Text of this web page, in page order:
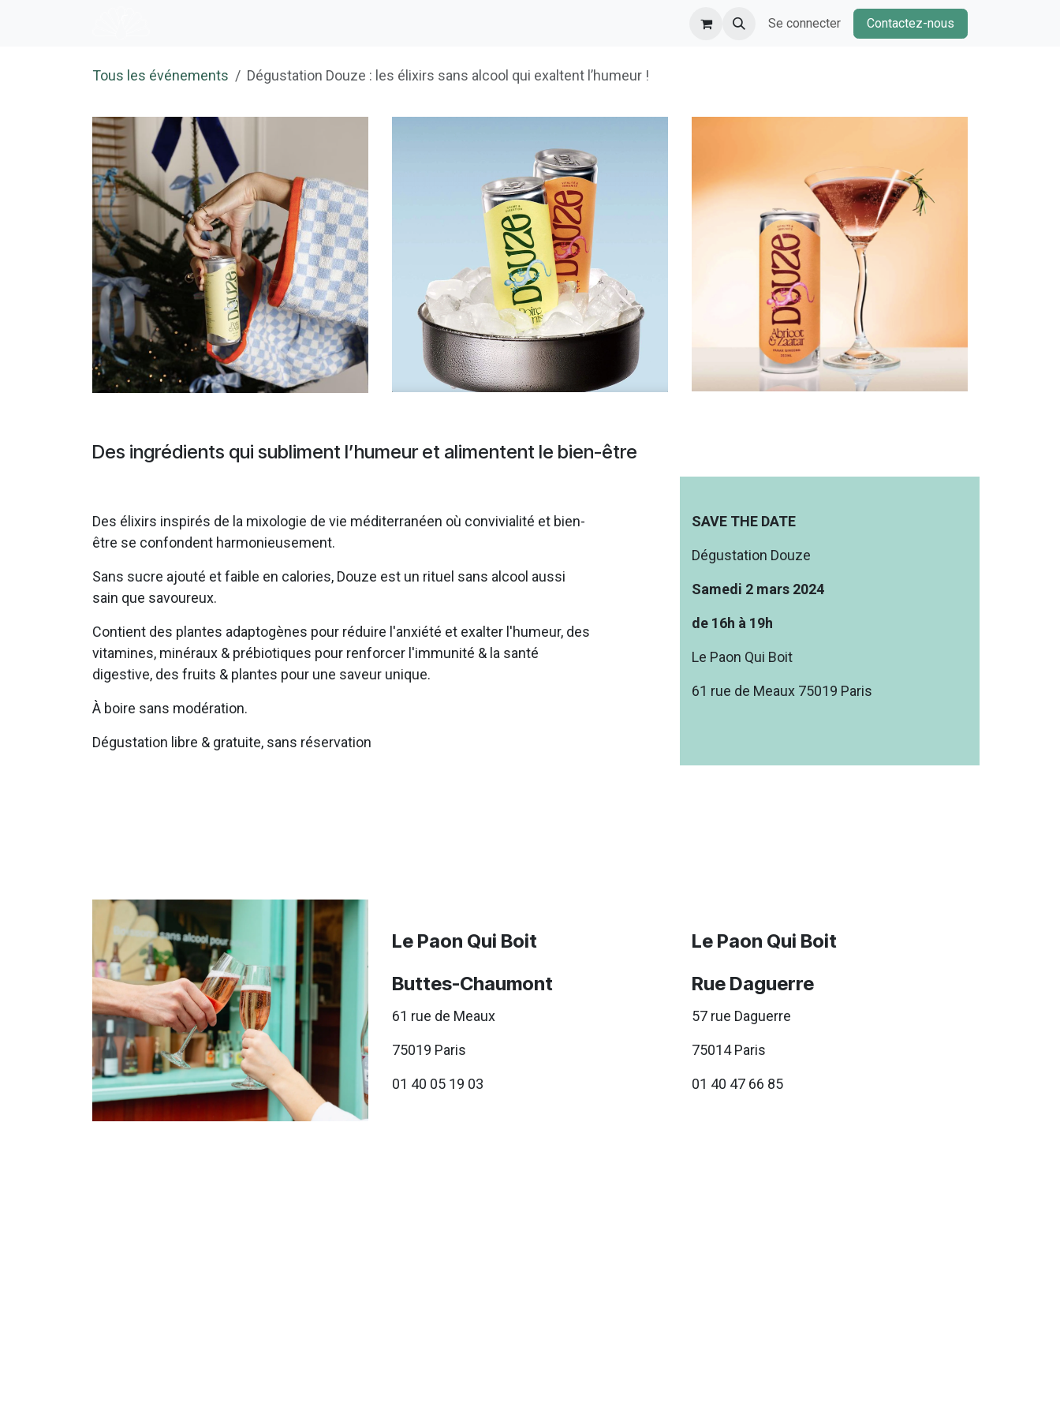
Se connecter Contactez-nous
Tous les événements Dégustation Douze : les élixirs sans alcool qui exaltent l’humeur !
Des ingrédients qui subliment l’humeur et alimentent le bien-être
Des élixirs inspirés de la mixologie de vie méditerranéen où convivialité et bien-
être se confondent harmonieusement.
Sans sucre ajouté et faible en calories, Douze est un rituel sans alcool aussi
sain que savoureux.
Contient des plantes adaptogènes pour réduire l'anxiété et exalter l'humeur, des
vitamines, minéraux & prébiotiques pour renforcer l'immunité & la santé
digestive, des fruits & plantes pour une saveur unique.
À boire sans modération.
Dégustation libre & gratuite, sans réservation
SAVE THE DATE
Dégustation Douze
Samedi 2 mars 2024
de 16h à 19h
Le Paon Qui Boit
61 rue de Meaux 75019 Paris
Le Paon Qui Boit
Buttes-Chaumont
61 rue de Meaux
75019 Paris
01 40 05 19 03
Le Paon Qui Boit
Rue Daguerre
57 rue Daguerre
75014 Paris
01 40 47 66 85